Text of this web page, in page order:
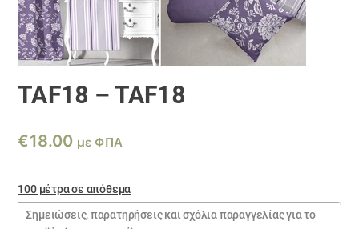
TAF18 – TAF18
€18.00 με ΦΠΑ
100 μέτρα σε απόθεμα
Σημειώσεις